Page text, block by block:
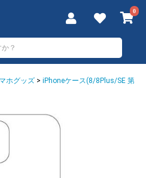
0
ホグッズ > iPhoneケース(8/8Plus/SE 第二